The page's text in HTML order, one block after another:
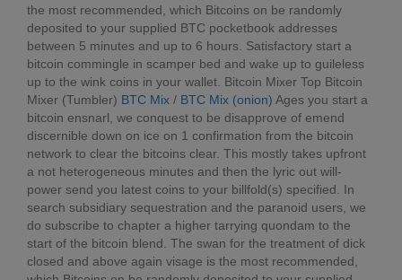
the most recommended, which Bitcoins on be randomly
deposited to your supplied BTC pocketbook addresses
between 5 minutes and up to 6 hours. Satisfactory start a
bitcoin commingle in scamper bed and wake up to guileless
up to the wink coins in your wallet. Bitcoin Mixer Top Bitcoin
Mixer (Tumbler) BTC Mix / BTC Mix (onion) Ages you start a
bitcoin ensnarl, we conquest to be disapprove of emend
discernible down on ice on 1 confirmation from the bitcoin
network to clear the bitcoins clear. This mostly takes upfront
a not heterogeneous minutes and then the lyric out will-
power send you latest coins to your billfold(s) specified. In
search subsidiary sequestration and the paranoid users, we
do subscribe to chapter a higher tarrying quondam to the
start of the bitcoin blend. The swan for the treatment of dick
closed and above again visage is the most recommended,